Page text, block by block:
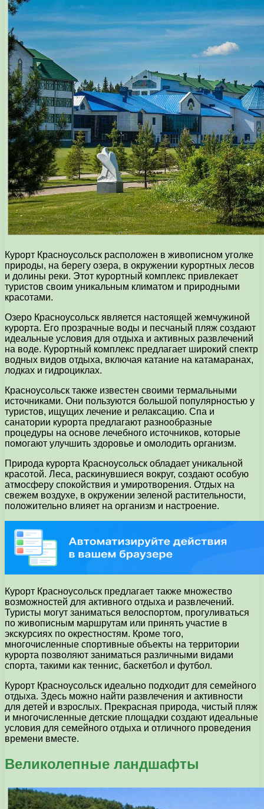
Курорт Красноусольск расположен в живописном уголке
природы, на берегу озера, в окружении курортных лесов
и долины реки. Этот курортный комплекс привлекает
туристов своим уникальным климатом и природными
красотами.
Озеро Красноусольск является настоящей жемчужиной
курорта. Его прозрачные воды и песчаный пляж создают
идеальные условия для отдыха и активных развлечений
на воде. Курортный комплекс предлагает широкий спектр
водных видов отдыха, включая катание на катамаранах,
лодках и гидроциклах.
Красноусольск также известен своими термальными
источниками. Они пользуются большой популярностью у
туристов, ищущих лечение и релаксацию. Спа и
санатории курорта предлагают разнообразные
процедуры на основе лечебного источников, которые
помогают улучшить здоровье и омолодить организм.
Природа курорта Красноусольск обладает уникальной
красотой. Леса, раскинувшиеся вокруг, создают особую
атмосферу спокойствия и умиротворения. Отдых на
свежем воздухе, в окружении зеленой растительности,
положительно влияет на организм и настроение.
Курорт Красноусольск предлагает также множество
возможностей для активного отдыха и развлечений.
Туристы могут заниматься велоспортом, прогуливаться
по живописным маршрутам или принять участие в
экскурсиях по окрестностям. Кроме того,
многочисленные спортивные объекты на территории
курорта позволяют заниматься различными видами
спорта, такими как теннис, баскетбол и футбол.
Курорт Красноусольск идеально подходит для семейного
отдыха. Здесь можно найти развлечения и активности
для детей и взрослых. Прекрасная природа, чистый пляж
и многочисленные детские площадки создают идеальные
условия для семейного отдыха и отличного проведения
времени вместе.
Великолепные ландшафты